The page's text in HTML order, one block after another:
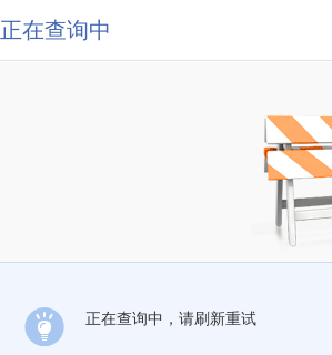
正在查询中
正在查询中，请刷新重试